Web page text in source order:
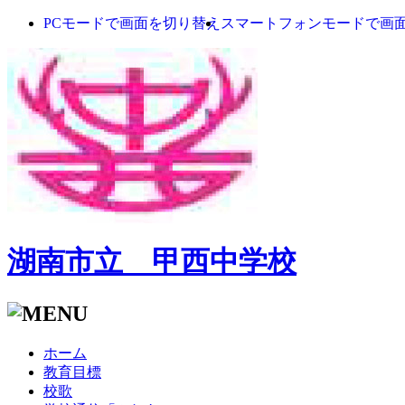
PCモードで画面を切り替え スマートフォンモードで画
湖南市立 甲西中学校
ホーム
教育目標
校歌